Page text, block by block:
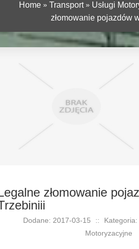
Home» Transport» Usługi
złomowanie pojazdów
złomowanie
Dodane: 2017-03-15 ::
Kategoria:
Motoryzacyjne